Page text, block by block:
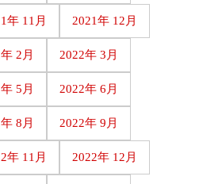
年 11月 2021年 12月
2月 2022年 3月
5月 2022年 6月
8月 2022年 9月
年 11月 2022年 12月